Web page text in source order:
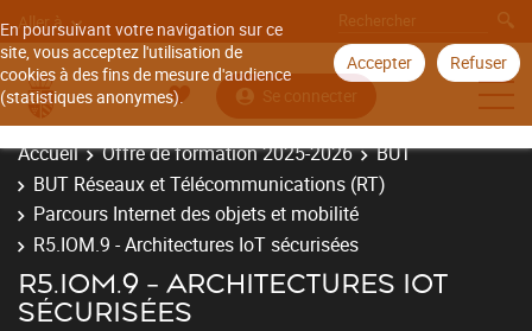
En poursuivant votre navigation sur ce
site, vous acceptez l'utilisation de
cookies à des fins de mesure d'audience
(statistiques anonymes).
Accepter Refuser
Aller à
Se connecter
Accueil Offre de formation 2025-2026
BUT
BUT Réseaux et Télécommunications (RT)
Parcours Internet des objets et mobilité
R5.IOM.9 - Architectures IoT sécurisées
R5.IOM.9 - ARCHITECTURES IOT
SÉCURISÉES